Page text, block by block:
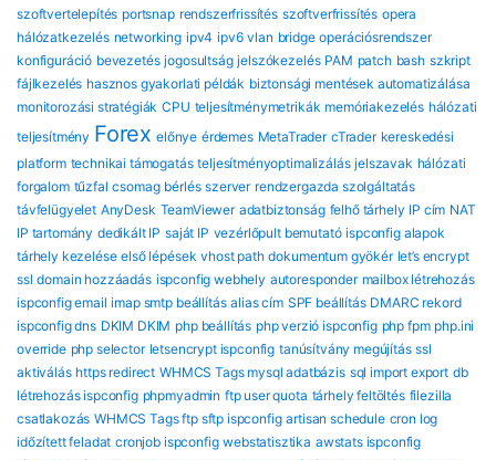
szoftvertelepítés portsnap rendszerfrissítés szoftverfrissítés opera
hálózatkezelés networking ipv4 ipv6 vlan bridge operációsrendszer
konfiguráció bevezetés jogosultság jelszókezelés PAM patch bash szkript
fájlkezelés hasznos gyakorlati példák biztonsági mentések automatizálása
monitorozási stratégiák CPU teljesítménymetrikák memóriakezelés hálózati
teljesítmény Forex előnye érdemes MetaTrader cTrader kereskedési
platform technikai támogatás teljesítményoptimalizálás jelszavak hálózati
forgalom tűzfal csomag bérlés szerver rendzergazda szolgáltatás
távfelügyelet AnyDesk TeamViewer adatbiztonság felhő tárhely IP cím NAT
IP tartomány dedikált IP saját IP vezérlőpult bemutató ispconfig alapok
tárhely kezelése első lépések vhost path dokumentum gyökér let’s encrypt
ssl domain hozzáadás ispconfig webhely autoresponder mailbox létrehozás
ispconfig email imap smtp beállítás alias cím SPF beállítás DMARC rekord
ispconfig dns DKIM DKIM php beállítás php verzió ispconfig php fpm php.ini
override php selector letsencrypt ispconfig tanúsítvány megújítás ssl
aktiválás https redirect WHMCS Tags mysql adatbázis sql import export db
létrehozás ispconfig phpmyadmin ftp user quota tárhely feltöltés filezilla
csatlakozás WHMCS Tags ftp sftp ispconfig artisan schedule cron log
időzített feladat cronjob ispconfig webstatisztika awstats ispconfig